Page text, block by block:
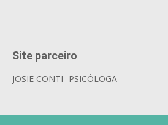
Site parceiro
JOSIE CONTI- PSICÓLOGA